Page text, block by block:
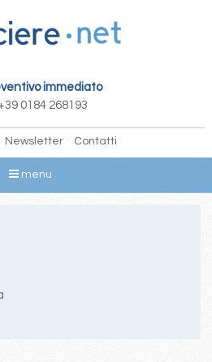
immediato
0184 268193
Newsletter Contatti
menu